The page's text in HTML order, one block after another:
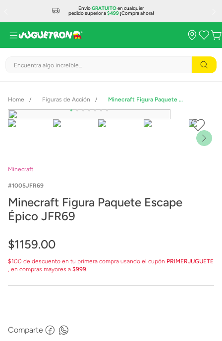
EnvíoGRATUITOen cualquier
pedido superior a$499¡Compra ahora!
Encuentra algo increíble...
Figuras de Acción Minecraft Figura Paquete Escape Épico JFR69
Minecraft
1005JFR69
Minecraft Figura Paquete Escape
Épico JFR69
$1159.00
$100 de descuento en tu primera compra usando el cupón PRIMERJUGUETE
, en compras mayores a $999.
Comparte